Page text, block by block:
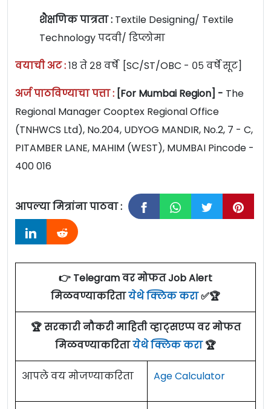
शैक्षणिक पात्रता : Textile Designing/ Textile
Technology पदवी/ डिप्लोमा
वयाची अट :१८ ते २८ वर्षे [SC/ST/OBC - ०५ वर्षे सूट]
अर्ज पाठविण्याचा पत्ता : [For Mumbai Region] - The
Regional Manager Co­optex Regional Office
(TNHWCS Ltd), No.204, UDYOG MANDIR, No.2, 7 - C,
PITAMBER LANE, MAHIM (WEST), MUMBAI Pincode -
400 016
आपल्या मित्रांना पाठवा :
👉 Telegram वर मोफत Job Alert
मिळवण्याकरितायेथे क्लिक करा✅🏆
🏆 सरकारी नौकरी माहिती व्हाट्सएप्प वर मोफत
मिळवण्याकरितायेथे क्लिक करा🏆
आपले वय मोजण्याकरिता Age Calculator